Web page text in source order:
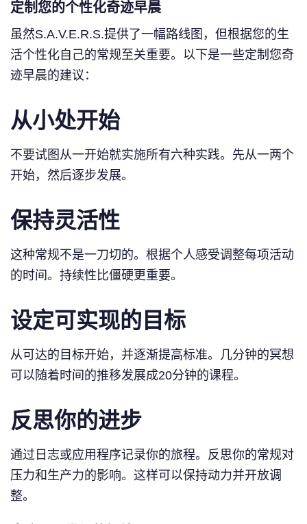
定制您的个性化奇迹早晨
虽然S.A.V.E.R.S.提供了一幅路线图，但根据您的生
活个性化自己的常规至关重要。以下是一些定制您奇
迹早晨的建议：
从小处开始
不要试图从一开始就实施所有六种实践。先从一两个
开始，然后逐步发展。
保持灵活性
这种常规不是一刀切的。根据个人感受调整每项活动
的时间。持续性比僵硬更重要。
设定可实现的目标
从可达的目标开始，并逐渐提高标准。几分钟的冥想
可以随着时间的推移发展成20分钟的课程。
反思你的进步
通过日志或应用程序记录你的旅程。反思你的常规对
压力和生产力的影响。这样可以保持动力并开放调
整。